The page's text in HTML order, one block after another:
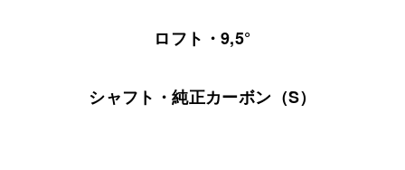
ロフト・9,5°
シャフト・純正カーボン（S）